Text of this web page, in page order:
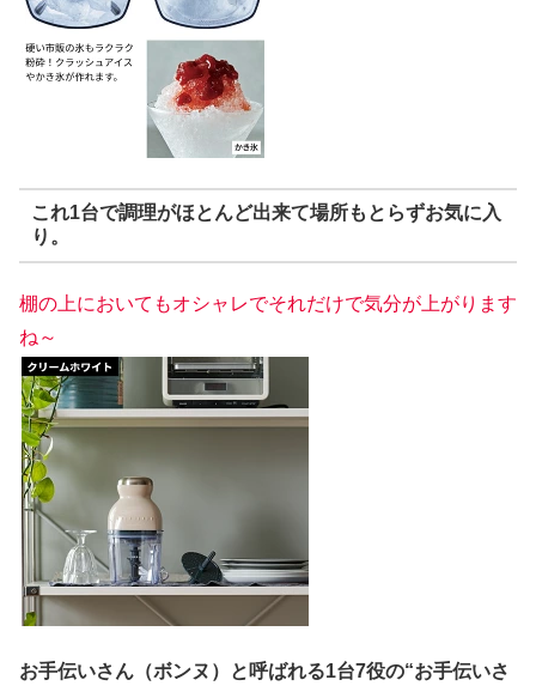
これ1台で調理がほとんど出来て場所もとらずお気に入
り。
棚の上においてもオシャレでそれだけで気分が上がります
ね～
お手伝いさん（ボンヌ）と呼ばれる1台7役の“お手伝いさ